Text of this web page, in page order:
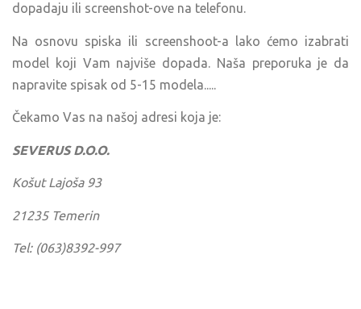
dopadaju ili screenshot-ove na telefonu.
Na osnovu spiska ili screenshoot-a lako ćemo izabrati
model koji Vam najviše dopada. Naša preporuka je da
napravite spisak od 5-15 modela.....
Čekamo Vas na našoj adresi koja je:
SEVERUS D.O.O.
Košut Lajoša 93
21235 Temerin
Tel: (063)8392-997